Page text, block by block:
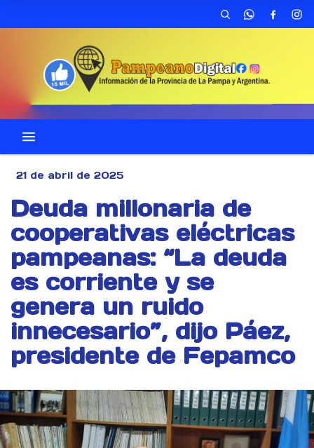
21 de abril de 2025
Deuda millonaria de
cooperativas eléctricas
pampeanas: “La deuda
es corriente y se
genera un ruido
innecesario”, dijo Páez,
presidente de Fepamco